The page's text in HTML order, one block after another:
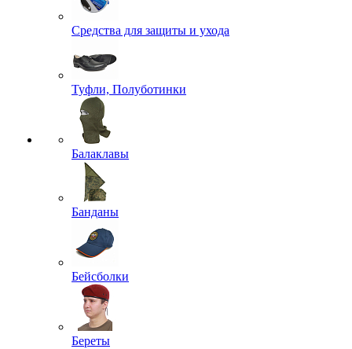
Средства для защиты и ухода
Туфли, Полуботинки
Балаклавы
Банданы
Бейсболки
Береты